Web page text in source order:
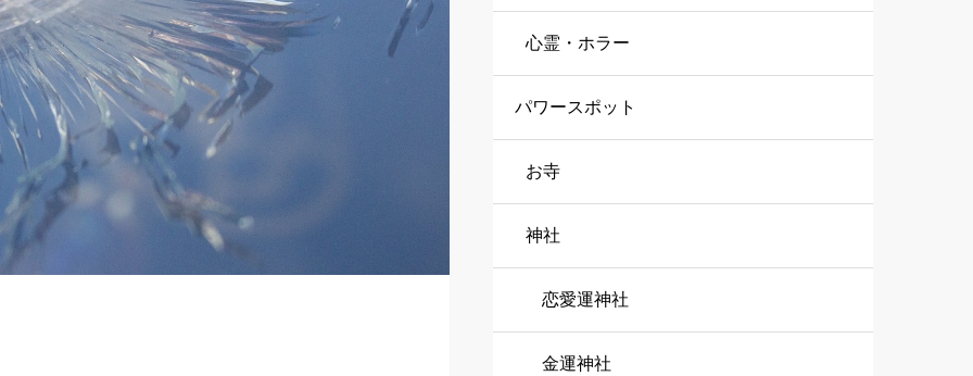
心霊・ホラー
パワースポット
お寺
神社
恋愛運神社
金運神社